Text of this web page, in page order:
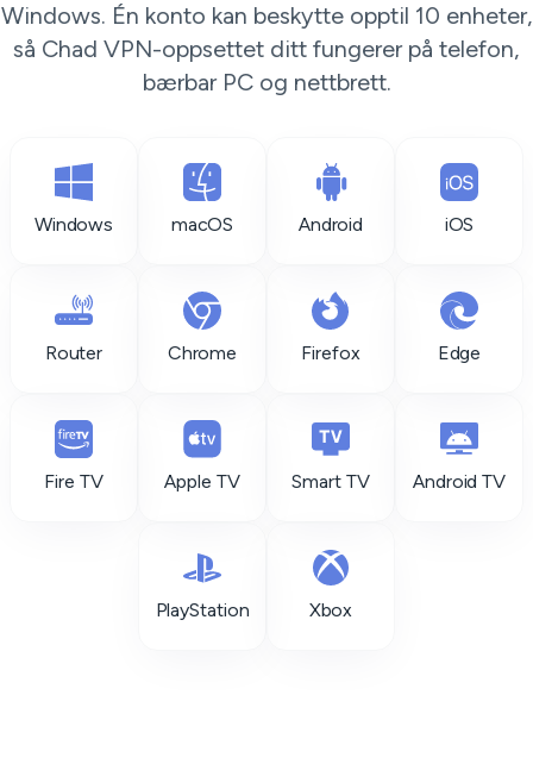
Windows. Én konto kan beskytte opptil 10 enheter,
så Chad VPN-oppsettet ditt fungerer på telefon,
bærbar PC og nettbrett.
Windows macOS Android iOS
Router Chrome Firefox Edge
Fire TV Apple TV Smart TV Android TV
PlayStation Xbox